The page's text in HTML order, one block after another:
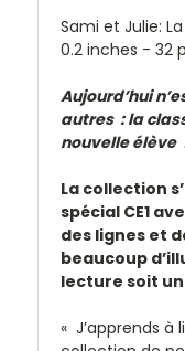
Sami et Julie:
0.2 inches - 32
Aujourd’hui
autres : la
nouvelle élève
La collection
spécial CE1
des lignes et
beaucoup
lecture soit
« J’apprends à